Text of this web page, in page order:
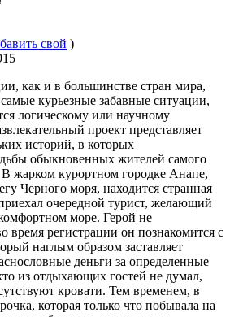
свой )
как и в большинстве стран мира,
курьезные забавные ситуации,
логическому или научному
проект представляет
историй, в которых
обыкновенных жителей самого
В жарком курортном городке Анапе,
Черного моря, находится странная
очередной турист, желающий
море. Герой не
время регистрации он познакомится с
наглым образом заставляет
деньги за определенные
из отдыхающих гостей не думал,
кровати. Тем временем, в
которая только что побывала на